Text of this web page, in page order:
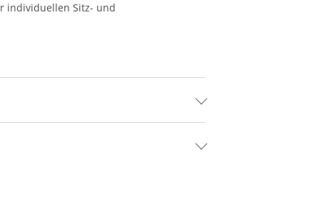
individuellen Sitz- und